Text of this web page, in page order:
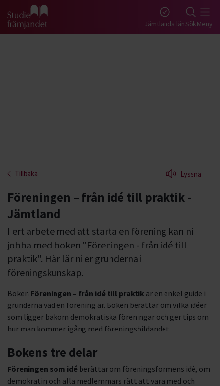
Gå till studiefrämjandets startsida Jämtlands länSökMeny
Tillbaka Lyssna
Föreningen – från idé till praktik -
Jämtland
I ert arbete med att starta en förening kan ni
jobba med boken "Föreningen - från idé till
praktik". Här lär ni er grunderna i
föreningskunskap.
Boken Föreningen – från idé till praktik är en enkel guide i
grunderna vad en förening är. Boken berättar om vilka idéer
som ligger bakom demokratiska föreningar och ger tips om
hur man kommer igång med föreningsbildandet.
Bokens tre delar
Föreningen som idé berättar om föreningsformens idé, om
demokratin och alla medlemmars rätt att vara med och